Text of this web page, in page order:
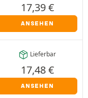
17,39€
ANSEHEN
Lieferbar
17,48€
ANSEHEN